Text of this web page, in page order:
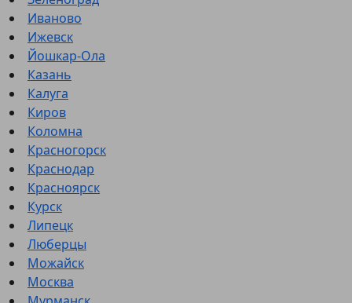
Иваново
Ижевск
Йошкар-Ола
Казань
Калуга
Киров
Коломна
Красногорск
Краснодар
Красноярск
Курск
Липецк
Люберцы
Можайск
Москва